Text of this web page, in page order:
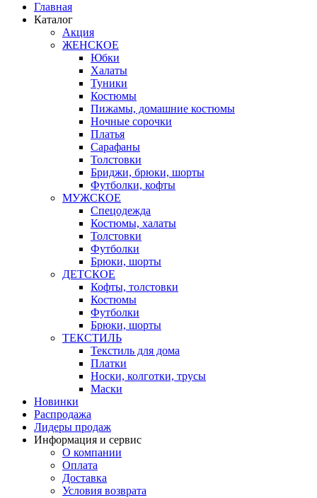
Главная
Каталог
Акция
ЖЕНСКОЕ
Юбки
Халаты
Туники
Костюмы
Пижамы, домашние костюмы
Ночные сорочки
Платья
Сарафаны
Толстовки
Бриджи, брюки, шорты
Футболки, кофты
МУЖСКОЕ
Спецодежда
Костюмы, халаты
Толстовки
Футболки
Брюки, шорты
ДЕТСКОЕ
Кофты, толстовки
Костюмы
Футболки
Брюки, шорты
ТЕКСТИЛЬ
Текстиль для дома
Платки
Носки, колготки, трусы
Маски
Новинки
Распродажа
Лидеры продаж
Информация и сервис
О компании
Оплата
Доставка
Условия возврата